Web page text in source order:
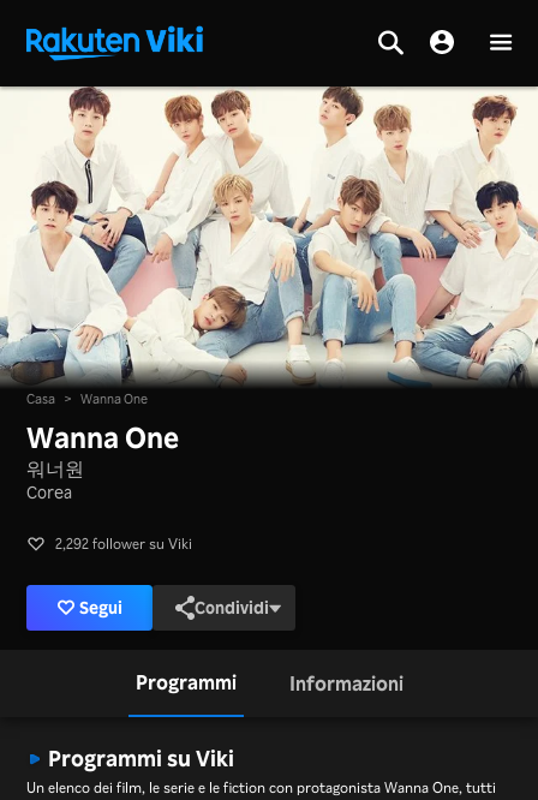
Casa > Wanna One
Wanna One
워너원
Corea
2,292 follower su Viki
Segui Condividi
Programmi Informazioni
Programmi su Viki
Un elenco dei film, le serie e le fiction con protagonista Wanna One, tutti